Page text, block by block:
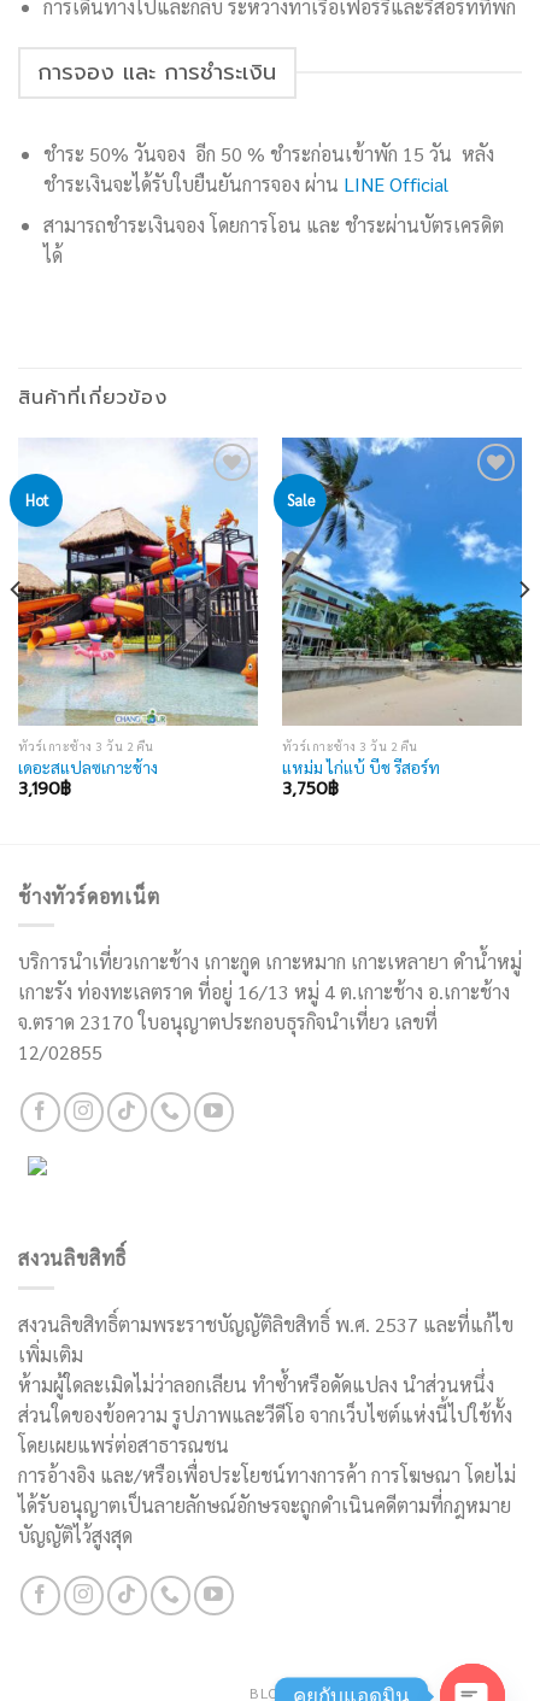
การเดินทางไปและกลับ ระหว่างท่าเรือเฟอร์รี่และรีสอร์ทที่พัก
การจอง และ การชำระเงิน
ชำระ 50% วันจอง อีก 50 % ชำระก่อนเข้าพัก 15 วัน หลัง
ชำระเงินจะได้รับใบยืนยันการจอง ผ่าน LINE Official
สามารถชำระเงินจอง โดยการโอน และ ชำระผ่านบัตรเครดิต
ได้
สินค้าที่เกี่ยวข้อง
Hot
Add to
wishlist
ทัวร์เกาะช้าง 3 วัน 2 คืน
เดอะสแปลซเกาะช้าง
3,190฿
Sale
Add to
wishlist
ทัวร์เกาะช้าง 3 วัน 2 คืน
แหม่ม ไก่แบ้ บีช รีสอร์ท
3,750฿
ช้างทัวร์ดอทเน็ต
บริการนำเที่ยวเกาะช้าง เกาะกูด เกาะหมาก เกาะเหลายา ดำน้ำหมู่
เกาะรัง ท่องทะเลตราด ที่อยู่ 16/13 หมู่ 4 ต.เกาะช้าง อ.เกาะช้าง
จ.ตราด 23170 ใบอนุญาตประกอบธุรกิจนำเที่ยว เลขที่
12/02855
สงวนลิขสิทธิ์
สงวนลิขสิทธิ์ตามพระราชบัญญัติลิขสิทธิ์ พ.ศ. 2537 และที่แก้ไข
เพิ่มเติม
ห้ามผู้ใดละเมิดไม่ว่าลอกเลียน ทำซ้ำหรือดัดแปลง นำส่วนหนึ่ง
ส่วนใดของข้อความ รูปภาพและวีดีโอ จากเว็บไซต์แห่งนี้ไปใช้ทั้ง
โดยเผยแพร่ต่อสาธารณชน
การอ้างอิง และ/หรือเพื่อประโยชน์ทางการค้า การโฆษณา โดยไม่
ได้รับอนุญาตเป็นลายลักษณ์อักษรจะถูกดำเนินคดีตามที่กฎหมาย
บัญญัติไว้สูงสุด
BLOG คุยกับแอดมิน